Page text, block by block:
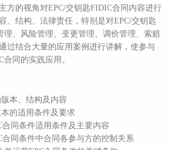
方的视角对EPC/交钥匙FIDIC合同内容进行
、结构、法律责任，特别是对EPC/交钥匙
理、风险管理、变更管理、调价管理、索赔
过结合大量的应用案例进行讲解，使参与
同的实践应用。
本、结构及内容
的适用条件及要求
合同条件适用条件及主要内容
合同条件中合同各参与方的控制关系